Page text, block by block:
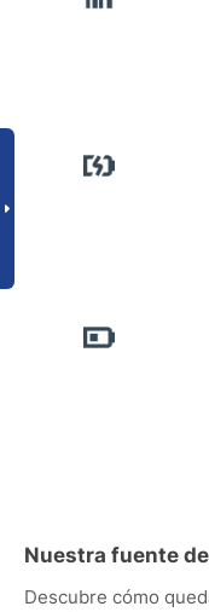
Nuestra fuente
Descubre cómo